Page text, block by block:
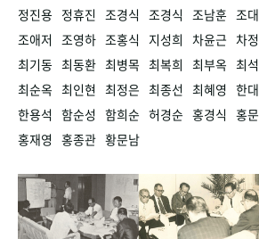
정진용 정휴진 조경식 조경식 조남훈 조
조애저 조영하 조홍식 지성희 차윤근 차
최기동 최동환 최병목 최복희 최부옥 최
최순옥 최인현 최정은 최종선 최혜영 한
한용석 함순성 함희순 허경순 홍경식 홍
홍재영 홍종관 황문남